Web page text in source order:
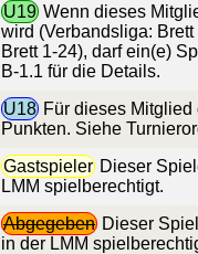
U19 Wenn dieses
wird (Verbandsliga:
Brett 1-24), darf ein(e)
B-1.1 für die Details.
U18 Für dieses
Punkten. Siehe
Gastspieler Dieser
LMM spielberechtigt.
Abgegeben Dieser
in der LMM